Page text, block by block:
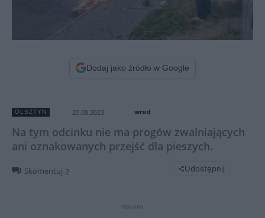
Dodaj jako źródło w Google
OLSZTYN 20.08.2023 wred
Na tym odcinku nie ma progów zwalniających
ani oznakowanych przejść dla pieszych.
Skomentuj 2 Udostępnij
reklama